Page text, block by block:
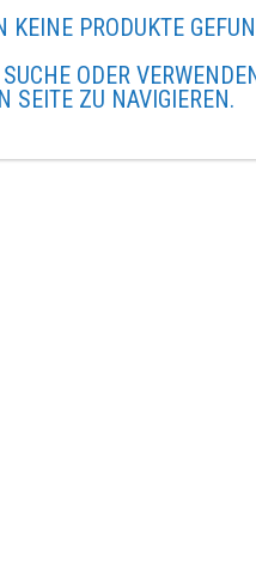
KEINE PRODUKTE
ODER
SEITE ZU NAVIGIEREN.